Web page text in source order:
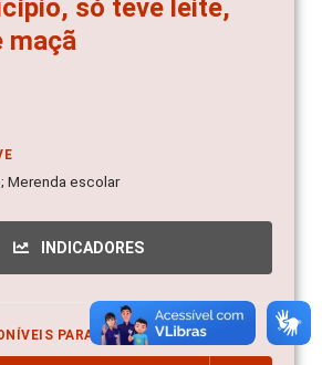
só teve leite,
maçã
Merenda escolar
INDICADORES
PARA DOWNLOAD